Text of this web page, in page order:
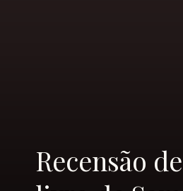
Recensão